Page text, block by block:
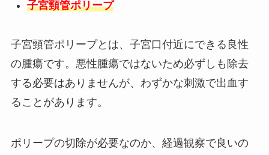
子宮頸管ポリープ
子宮頸管ポリープとは、子宮口付近にできる良性
の腫瘍です。悪性腫瘍ではないため必ずしも除去
する必要はありませんが、わずかな刺激で出血す
ることがあります。
ポリープの切除が必要なのか、経過観察で良いの